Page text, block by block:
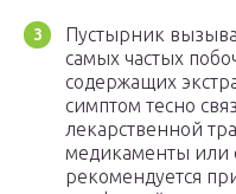
Пустырник
самых частых
содержащих
симптом тесно
лекарственной
медикаменты или
рекомендуется